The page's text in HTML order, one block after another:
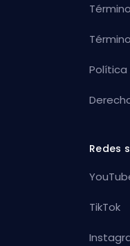
Política
Redes
TikTok